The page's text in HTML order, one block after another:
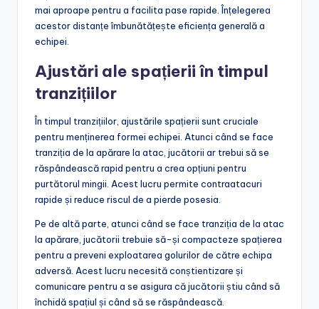
mai aproape pentru a facilita pase rapide. Înțelegerea
acestor distanțe îmbunătățește eficiența generală a
echipei.
Ajustări ale spațierii în timpul
tranzițiilor
În timpul tranzițiilor, ajustările spațierii sunt cruciale
pentru menținerea formei echipei. Atunci când se face
tranziția de la apărare la atac, jucătorii ar trebui să se
răspândească rapid pentru a crea opțiuni pentru
purtătorul mingii. Acest lucru permite contraatacuri
rapide și reduce riscul de a pierde posesia.
Pe de altă parte, atunci când se face tranziția de la atac
la apărare, jucătorii trebuie să-și compacteze spațierea
pentru a preveni exploatarea golurilor de către echipa
adversă. Acest lucru necesită conștientizare și
comunicare pentru a se asigura că jucătorii știu când să
închidă spațiul și când să se răspândească.